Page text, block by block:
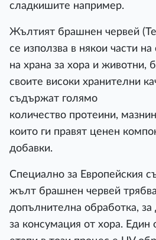
сладкишите например.
Жълтият брашнен червей
се използва в някои части на
на храна за хора и животни,
своите високи хранителни
съдържат голямо
количество протеини,
които ги правят ценен
добавки.
Специално за Европейския
жълт брашнен червей
допълнителна обработка,
за консумация от хора. Един